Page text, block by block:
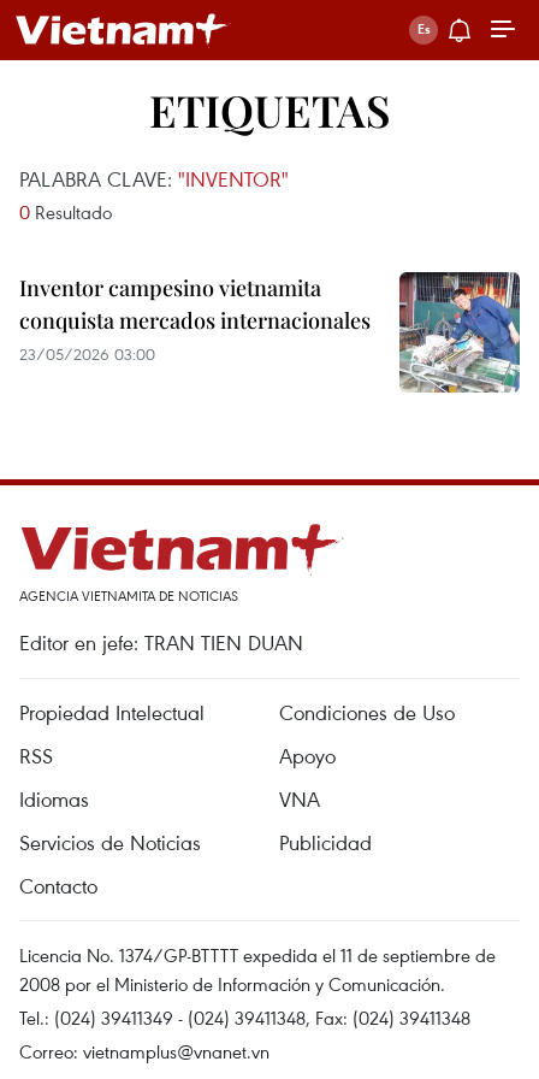
ETIQUETAS
PALABRA CLAVE: "INVENTOR"
0 Resultado
Inventor campesino vietnamita
conquista mercados internacionales
23/05/2026 03:00
AGENCIA VIETNAMITA DE NOTICIAS
Editor en jefe: TRAN TIEN DUAN
Propiedad Intelectual
Condiciones de Uso
RSS
Apoyo
Idiomas
VNA
Servicios de Noticias
Publicidad
Contacto
Licencia No. 1374/GP-BTTTT expedida el 11 de septiembre de
2008 por el Ministerio de Información y Comunicación.
Tel.: (024) 39411349 - (024) 39411348, Fax: (024) 39411348
Correo: vietnamplus@vnanet.vn